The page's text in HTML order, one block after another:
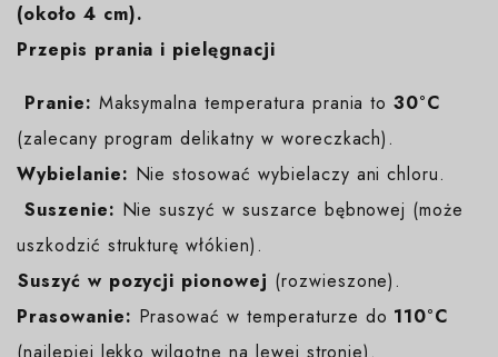
(około 4 cm).
Przepis prania i pielęgnacji
Pranie: Maksymalna temperatura prania to30°C
(zalecany program delikatny w woreczkach).
Wybielanie: Nie stosować wybielaczy ani chloru.
Suszenie: Nie suszyć w suszarce bębnowej (może
uszkodzić strukturę włókien).
️Suszyć w pozycji pionowej (rozwieszone).
Prasowanie: Prasować w temperaturze do 110°C